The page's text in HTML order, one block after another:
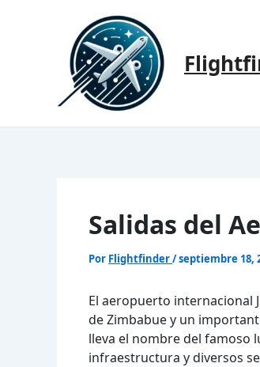
Salidas del
Por Flightfinder/septiembre 18,
El aeropuerto internacional
de Zimbabue y un
lleva el nombre del famoso
infraestructura y diversos